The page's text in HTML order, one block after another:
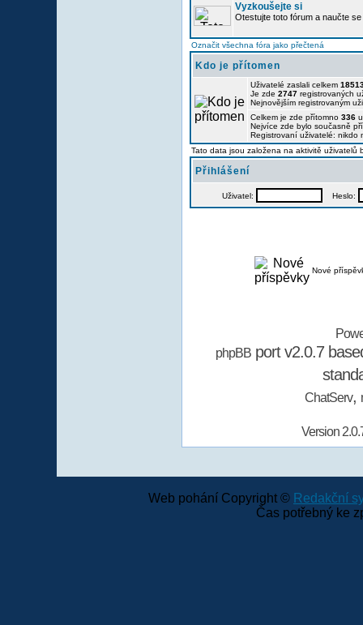
Vyzkoušejte si
Otestujte toto fórum a naučte
Označit všechna fóra jako přečtená
Kdo je přítomen
Uživatelé zaslali celkem
Je zde 2747 registrovaných
Nejnovějším registrovaným
Celkem je zde přítomno 336
Nejvíce zde bylo současně
Registrovaní uživatelé: nikdo
Tato data jsou založena na aktivitě uživatelů
Přihlášení
Uživatel: Heslo:
Nové
phpBBport v2.0.7
ChatServ,
Version
Web pohání Copyright © Redakční
Čas potřebný ke